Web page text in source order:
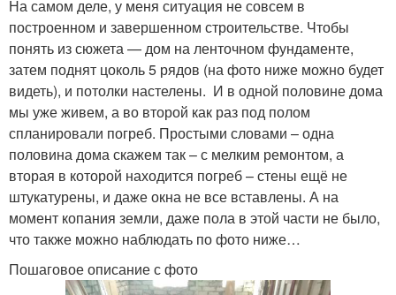
На самом деле, у меня ситуация не совсем в
построенном и завершенном строительстве. Чтобы
понять из сюжета — дом на ленточном фундаменте,
затем поднят цоколь 5 рядов (на фото ниже можно будет
видеть), и потолки настелены. И в одной половине дома
мы уже живем, а во второй как раз под полом
спланировали погреб. Простыми словами – одна
половина дома скажем так – с мелким ремонтом, а
вторая в которой находится погреб – стены ещё не
штукатурены, и даже окна не все вставлены. А на
момент копания земли, даже пола в этой части не было,
что также можно наблюдать по фото ниже…
Пошаговое описание с фото